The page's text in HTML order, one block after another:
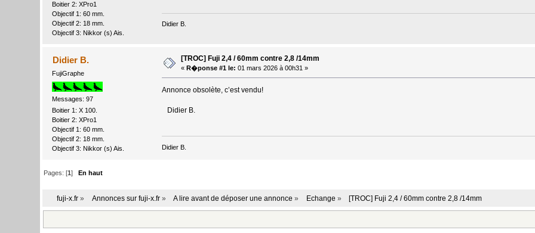
Boitier 2: XPro1
Objectif 1: 60 mm.
Objectif 2: 18 mm.
Objectif 3: Nikkor (s) Ais.
Didier B.
Didier B.
FujiGraphe
Messages: 97
Boitier 1: X 100.
Boitier 2: XPro1
Objectif 1: 60 mm.
Objectif 2: 18 mm.
Objectif 3: Nikkor (s) Ais.
[TROC] Fuji 2,4 / 60mm contre 2,8 /14mm
« R�ponse #1 le: 01 mars 2026 à 00h31 »
Annonce obsolète, c’est vendu!
Didier B.
Didier B.
Pages: [1]En haut
fuji-x.fr » Annonces sur fuji-x.fr» A lire avant de déposer une annonce » Echange » [TROC] Fuji 2,4 / 60mm contre 2,8 /14mm